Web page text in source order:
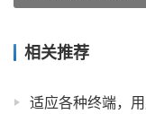
相关推荐
适应各种终端，